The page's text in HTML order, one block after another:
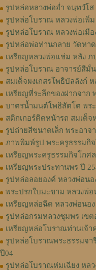
รูปหล่อหลวงพ่ออ่ำ จนฺทวํโส
รูปหล่อโบราณ หลวงพ่อเพิ่
รูปหล่อโบราณ หลวงพ่อเมื
รูปหล่อพ่อท่านกลาย วัดหาด
เหรียญหลวงพ่อแช่ม หลัง ภ
รูปหล่อโบราณ อาจารย์สีมั่
สมเด็จผงเกสรโพธิบัลลังก์
เหรียญที่ระลึกของฝากจาก
บาตรน้ำมนต์โพธิสัตโต พร
สติกเกอร์ติดหน้ารถ สมเด็
รูปถ่ายสีขนาดเล็ก พระอาจ
ภาพพิมพ์รูป พระครูธรรมกิ
เหรียญพระครูธรรมกิจโกศ
เหรียญพระประทานพร ปี
รูปหล่อลอยองค์ หลวงพ่อน
พระปรกใบมะขาม หลวงพ่อ
เหรียญหล่อฉีด หลวงพ่อนอง
รูปหล่อกรมหลวงชุมพร เข
เหรียญหล่อโบราณท่านเจ้า
รูปหล่อโบราณพระธรรมจา
ปี04
รูปหล่อโบราณห่มเฉียง หล